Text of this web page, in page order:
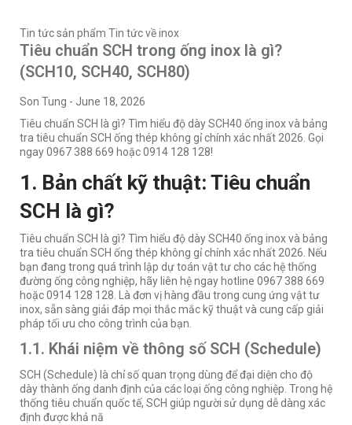
Tin tức sản phẩm Tin tức về inox
Tiêu chuẩn SCH trong ống inox là gì?
(SCH10, SCH40, SCH80)
Son Tung - June 18, 2026
Tiêu chuẩn SCH là gì? Tìm hiểu độ dày SCH40 ống inox và bảng
tra tiêu chuẩn SCH ống thép không gỉ chính xác nhất 2026. Gọi
ngay 0967 388 669 hoặc 0914 128 128!
1. Bản chất kỹ thuật: Tiêu chuẩn
SCH là gì?
Tiêu chuẩn SCH là gì? Tìm hiểu độ dày SCH40 ống inox và bảng
tra tiêu chuẩn SCH ống thép không gỉ chính xác nhất 2026. Nếu
bạn đang trong quá trình lập dự toán vật tư cho các hệ thống
đường ống công nghiệp, hãy liên hệ ngay hotline 0967 388 669
hoặc 0914 128 128. Là đơn vị hàng đầu trong cung ứng vật tư
inox, sẵn sàng giải đáp mọi thắc mắc kỹ thuật và cung cấp giải
pháp tối ưu cho công trình của bạn.
1.1. Khái niệm về thông số SCH (Schedule)
SCH (Schedule) là chỉ số quan trọng dùng để đại diện cho độ
dày thành ống danh định của các loại ống công nghiệp. Trong hệ
thống tiêu chuẩn quốc tế, SCH giúp người sử dụng dễ dàng xác
định được khả nă